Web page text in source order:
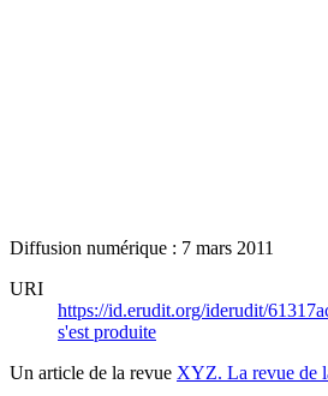
Diffusion numérique : 7 mars 2011
URI
https://id.erudit.org/iderudit/
s'est produite
Un article de la revue XYZ. La revue de